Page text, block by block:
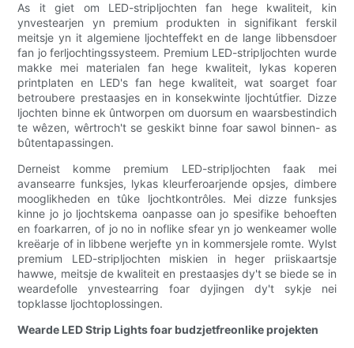
As it giet om LED-stripljochten fan hege kwaliteit, kin
ynvestearjen yn premium produkten in signifikant ferskil
meitsje yn it algemiene ljochteffekt en de lange libbensdoer
fan jo ferljochtingssysteem. Premium LED-stripljochten wurde
makke mei materialen fan hege kwaliteit, lykas koperen
printplaten en LED's fan hege kwaliteit, wat soarget foar
betroubere prestaasjes en in konsekwinte ljochtútfier. Dizze
ljochten binne ek ûntworpen om duorsum en waarsbestindich
te wêzen, wêrtroch't se geskikt binne foar sawol binnen- as
bûtentapassingen.
Derneist komme premium LED-stripljochten faak mei
avansearre funksjes, lykas kleurferoarjende opsjes, dimbere
mooglikheden en tûke ljochtkontrôles. Mei dizze funksjes
kinne jo jo ljochtskema oanpasse oan jo spesifike behoeften
en foarkarren, of jo no in noflike sfear yn jo wenkeamer wolle
kreëarje of in libbene werjefte yn in kommersjele romte. Wylst
premium LED-stripljochten miskien in heger priiskaartsje
hawwe, meitsje de kwaliteit en prestaasjes dy't se biede se in
weardefolle ynvestearring foar dyjingen dy't sykje nei
topklasse ljochtoplossingen.
Wearde LED Strip Lights foar budzjetfreonlike projekten